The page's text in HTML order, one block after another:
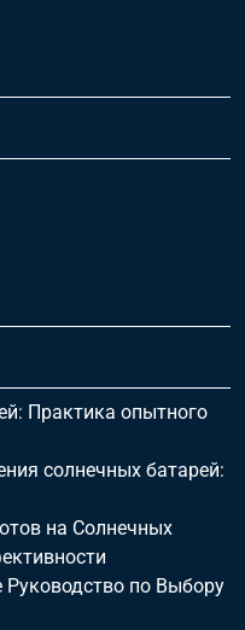
Практика опытного
солнечных батарей:
на Солнечных
по Выбору